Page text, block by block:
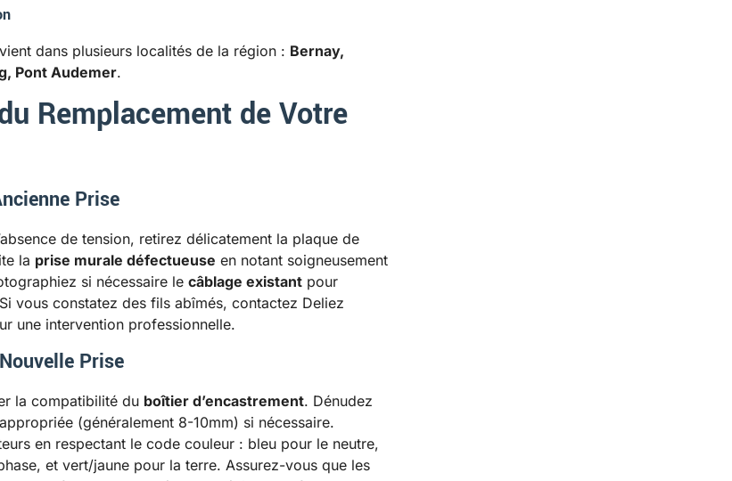
dans plusieurs localités de la région : Bernay,
Pont Audemer.
Remplacement de Votre
Prise
de tension, retirez délicatement la plaque de
la prise murale défectueuse en notant soigneusement
si nécessaire le câblage existant pour
vous constatez des fils abîmés, contactez Deliez
une intervention professionnelle.
Prise
la compatibilité du boîtier d’encastrement. Dénudez
(généralement 8-10mm) si nécessaire.
en respectant le code couleur : bleu pour le neutre,
et vert/jaune pour la terre. Assurez-vous que les